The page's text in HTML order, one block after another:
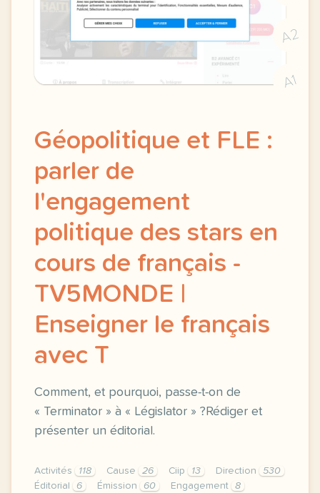
A2
A1
Géopolitique et FLE :
parler de
l'engagement
politique des stars en
cours de français -
TV5MONDE |
Enseigner le français
avec T
Comment, et pourquoi, passe-t-on de
« Terminator » à « Législator » ?Rédiger et
présenter un éditorial.
Activités 118 Cause 26 Ciip 13 Direction
530
Éditorial
6 Émission 60 Engagement
8